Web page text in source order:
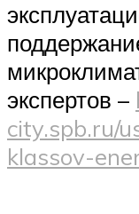
экспертов –
city.spb.ru/
klassov-